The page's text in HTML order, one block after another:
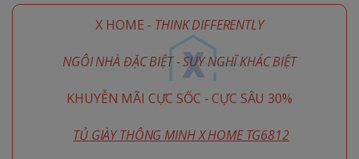
X HOME - THINK DIFFERENTLY
NGÔI NHÀ ĐẶC BIỆT - SUY NGHĨ KHÁC BIỆT
KHUYỄN MÃI CỰC SỐC - CỰC SÂU 30%
TỦ GIÀY THÔNG MINH X HOME TG6812